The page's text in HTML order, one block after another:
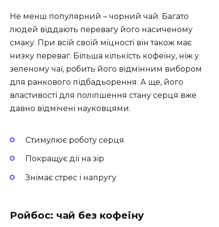
Не менш популярний – чорний чай. Багато
людей віддають перевагу його насиченому
смаку. При всій своїй міцності він також має
низку переваг. Більша кількість кофеїну, ніж у
зеленому чаї, робить його відмінним вибором
для ранкового підбадьорення. А ще, його
властивості для поліпшення стану серця вже
давно відмічені науковцями.
Стимулює роботу серця
Покращує дії на зір
Знімає стрес і напругу
Ройбос: чай без кофеїну